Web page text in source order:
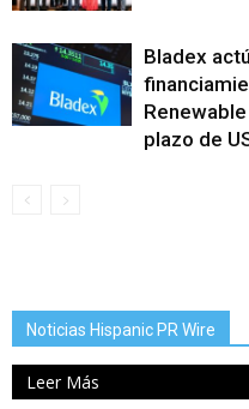
Bladex
plazo de
Noticias Hispanic PR Wire
Leer Más